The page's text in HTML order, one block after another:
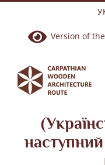
content
Version of